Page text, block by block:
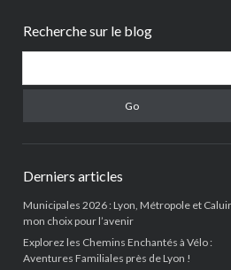
Recherche sur le blog
Derniers articles
Municipales 2026 : Lyon, Métropole et
mon choix pour l’avenir
Explorez les Chemins Enchantés à Vélo :
Aventures Familiales près de Lyon !